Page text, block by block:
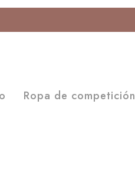
Ropa de competición